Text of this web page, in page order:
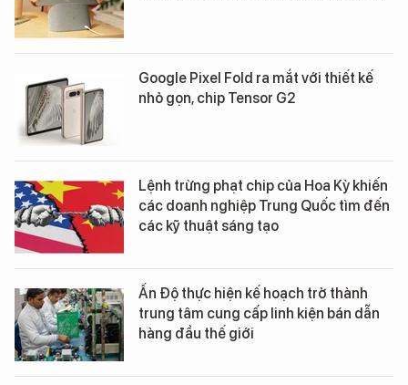
Google Pixel Fold ra mắt với thiết kế
nhỏ gọn, chip Tensor G2
Lệnh trừng phạt chip của Hoa Kỳ khiến
các doanh nghiệp Trung Quốc tìm đến
các kỹ thuật sáng tạo
Ấn Độ thực hiện kế hoạch trở thành
trung tâm cung cấp linh kiện bán dẫn
hàng đầu thế giới